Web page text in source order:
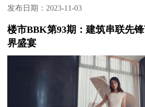
发布日期：2023-11-03
楼市BBK第93期：建筑串联先
界盛宴